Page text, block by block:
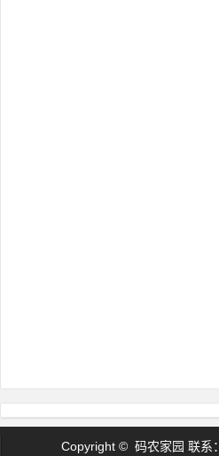
Copyright © 码农家园 联系：